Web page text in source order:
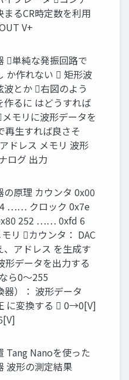
まるCR時定数を利用
V+
単純な発振回路で
か作れない  矩形波
とか 右図のよう
作るに はどうすれば
モリに波形データを
再生すれば良さそ
ドレス メモリ 波形
ログ 出力
原理 カウンタ 0x00
…… クロック 0x7e
252 …… 0xfd 6
リ カウンタ： DAC
、アドレス を生成す
形データを出力する
ら0～255
器）： 波形データ
に変換する  0→0[V]
Tang Nanoを使った
波形の測定結果